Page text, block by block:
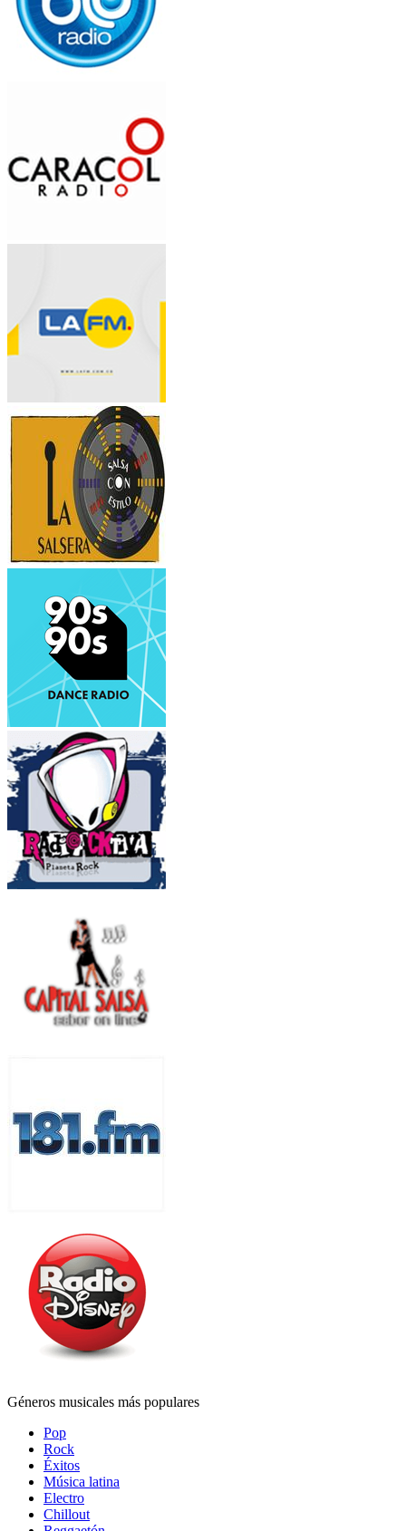
Géneros musicales más populares
Pop
Rock
Éxitos
Música latina
Electro
Chillout